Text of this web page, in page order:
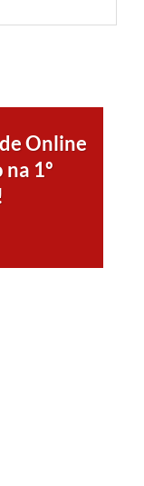
Online
1º